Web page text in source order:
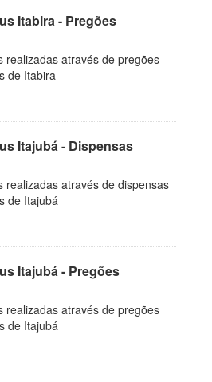
Itabira - Pregões
realizadas através de pregões
de Itabira
Itajubá - Dispensas
realizadas através de dispensas
de Itajubá
Itajubá - Pregões
realizadas através de pregões
de Itajubá